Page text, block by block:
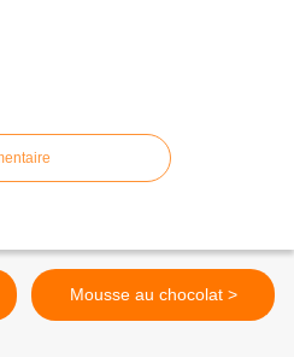
Mousse au chocolat >